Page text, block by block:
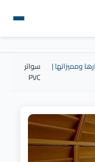
ومميزاتها |
سواتر
PVC